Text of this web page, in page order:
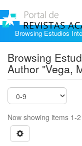
Browsing Estudios
Browsing
Author "Vega,
Now showing items 1-